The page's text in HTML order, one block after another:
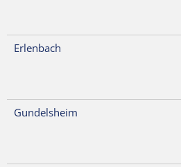
Erlenbach
Gundelsheim